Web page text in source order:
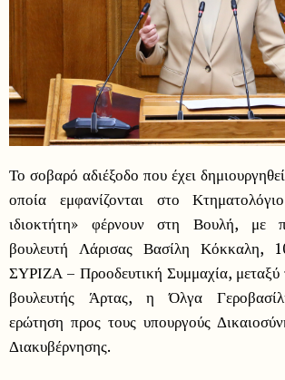
Το σοβαρό αδιέξοδο που έχει
οποία εμφανίζονται στο
ιδιοκτήτη» φέρνουν στη Βουλή, με
βουλευτή Λάρισας Βασίλη Κόκκαλη,
ΣΥΡΙΖΑ – Προοδευτική Συμμαχία,
βουλευτής Άρτας, η Όλγα
ερώτηση προς τους υπουργούς
Διακυβέρνησης.